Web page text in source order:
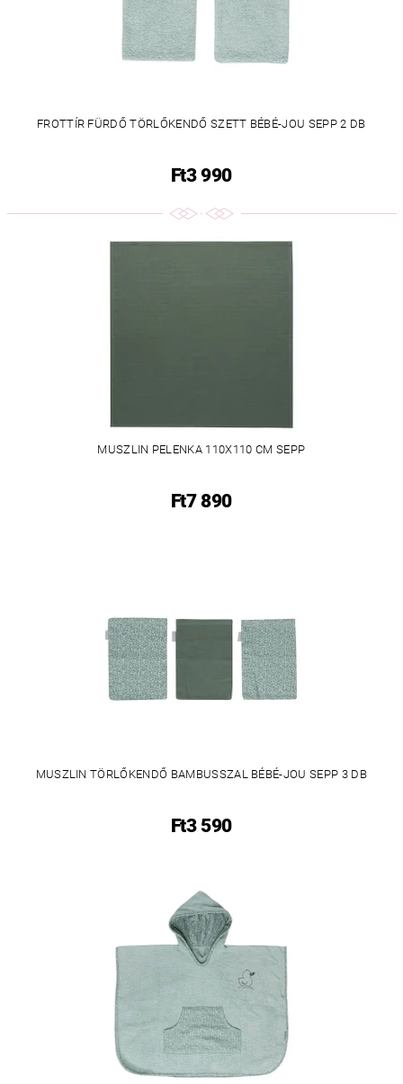
FROTTÍR FÜRDŐ TÖRLŐKENDŐ SZETT BÉBÉ-JOU SEPP 2 DB
Ft3 990
MUSZLIN PELENKA 110X110 CM SEPP
Ft7 890
MUSZLIN TÖRLŐKENDŐ BAMBUSSZAL BÉBÉ-JOU SEPP 3 DB
Ft3 590